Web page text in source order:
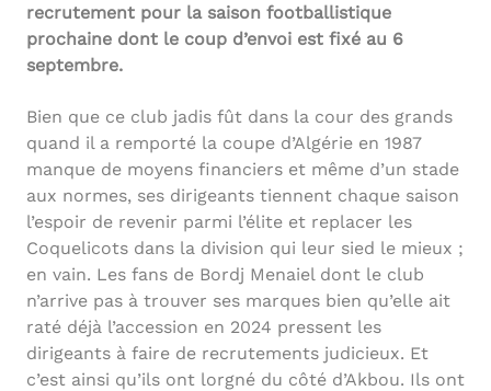
recrutement pour la saison footballistique
prochaine dont le coup d’envoi est fixé au 6
septembre.
Bien que ce club jadis fût dans la cour des grands
quand il a remporté la coupe d’Algérie en 1987
manque de moyens financiers et même d’un stade
aux normes, ses dirigeants tiennent chaque saison
l’espoir de revenir parmi l’élite et replacer les
Coquelicots dans la division qui leur sied le mieux ;
en vain. Les fans de Bordj Menaiel dont le club
n’arrive pas à trouver ses marques bien qu’elle ait
raté déjà l’accession en 2024 pressent les
dirigeants à faire de recrutements judicieux. Et
c’est ainsi qu’ils ont lorgné du côté d’Akbou. Ils ont